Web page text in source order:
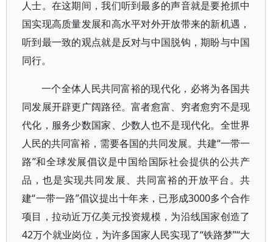
人士。在这期间，我们听到最多的声音就是要抢抓中
国实现高质量发展和高水平对外开放带来的新机遇，
听到最一致的观点就是反对与中国脱钩，期盼与中国
同行。
一个全体人民共同富裕的现代化，必将为各国共
同发展开辟更广阔路径。富者愈富、穷者愈穷不是现
代化，服务少数国家、少数人也不是现代化。全世界
人民的共同富裕，需要各国的共同发展。共建“一带一
路”和全球发展倡议是中国给国际社会提供的公共产
品，也是实现共同发展、共同富裕的开放平台。共
建“一带一路”倡议提出十年来，已形成3000多个合作
项目，拉动近万亿美元投资规模，为沿线国家创造了
42万个就业岗位，为许多国家人民实现了“铁路梦”“大